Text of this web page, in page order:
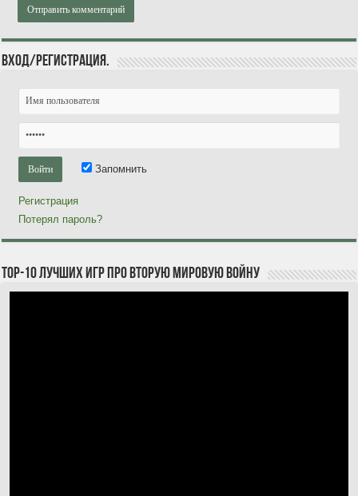
Вход/Регистрация.
Запомнить
Регистрация
Потерял пароль?
TOP-10 лучших игр про Вторую мировую войну